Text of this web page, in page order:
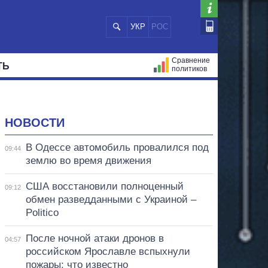
УКР РОС
Сравнение
политиков
НОВОСТИ
09:44
В Одессе автомобиль провалился под
землю во время движения
09:12
США восстановили полноценный
обмен разведданными с Украиной –
Politico
04:57
После ночной атаки дронов в
российском Ярославле вспыхнули
пожары: что известно